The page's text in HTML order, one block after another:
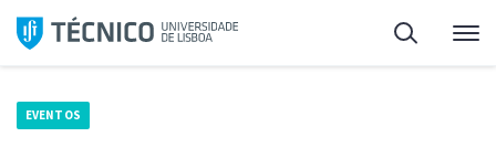
Saltar
para
Pesquisa
EVENTOS